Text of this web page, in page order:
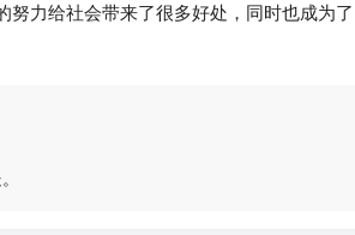
力给社会带来了很多好处，同时也成为了